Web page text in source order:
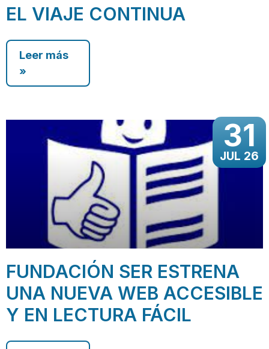
EL VIAJE CONTINUA
Leer más
»
31
JUL 26
FUNDACIÓN SER ESTRENA
UNA NUEVA WEB ACCESIBLE
Y EN LECTURA FÁCIL